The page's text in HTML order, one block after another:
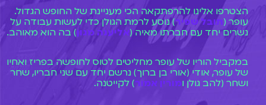
הצטרפו אלינו להרפתקאה הכי מעניינת של החופש הגדול.
עופר (תובל שפיר) נוסע לרמת הגולן כדי לעשות עבודה על
נשרים יחד עם חברתו מאיה (אליענה מגון) בה הוא מאוהב.
במקביל הוריו של עופר מחליטים לטוס לחופשה בפריז ואחיו
של עופר, אודי (אורי בן ברוך) נרשם יחד עם שני חבריו, שחר
ושחר (להב גולן ומורין אמור) לקייטנה.